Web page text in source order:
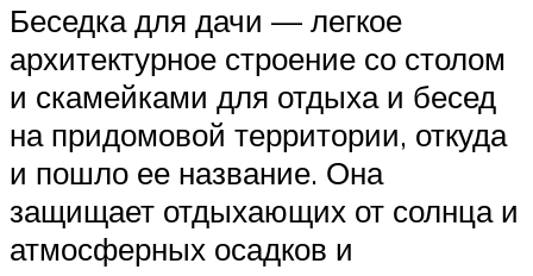
Беседка для дачи — легкое
архитектурное строение со столом
и скамейками для отдыха и бесед
на придомовой территории, откуда
и пошло ее название. Она
защищает отдыхающих от солнца и
атмосферных осадков и